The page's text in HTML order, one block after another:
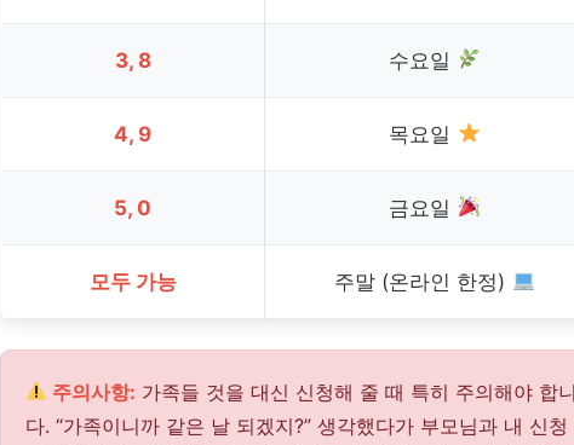
3, 8 수요일
4, 9 목요일
5, 0 금요일
모두 가능 주말 (온라인 한정)
주의사항: 가족들 것을 대신 신청해 줄 때 특히 주의해야 합
다. “가족이니까 같은 날 되겠지?” 생각했다가 부모님과 내 신청